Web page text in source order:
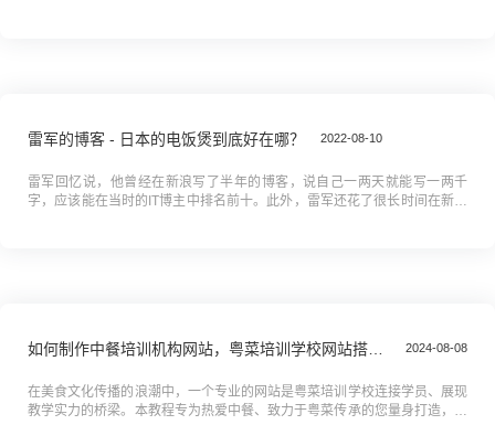
雷军的博客 - 日本的电饭煲到底好在哪？ 2022-08-10
雷军回忆说，他曾经在新浪写了半年的博客，说自己一两天就能写一两千
字，应该能在当时的IT博主中排名前十。此外，雷军还花了很长时间在新浪
2024-08-08
在美食文化传播的浪潮中，一个专业的网站是粤菜培训学校连接学员、展现
教学实力的桥梁。本教程专为热爱中餐、致力于粤菜传承的您量身打造，从